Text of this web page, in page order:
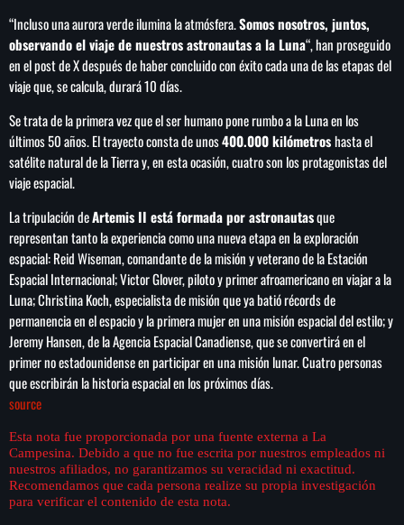
Senado allana el nombramiento de Todd
Blanche como fiscal general de EE.UU.
hasta 2032
“Incluso una aurora verde ilumina la atmósfera.Somos nosotros, juntos,
observando el viaje de nuestros astronautas a la Luna“, han proseguido
en el post de X después de haber concluido con éxito cada una de las etapas del
viaje que, se calcula, durará 10 días.
Se trata de la primera vez que el ser humano pone rumbo a la Luna en los
últimos 50 años. El trayecto consta de unos400.000 kilómetroshasta el
satélite natural de la Tierra y, en esta ocasión, cuatro son los protagonistas del
viaje espacial.
La tripulación deArtemis II está formada por astronautasque
representan tanto la experiencia como una nueva etapa en la exploración
espacial: Reid Wiseman, comandante de la misión y veterano de la Estación
Espacial Internacional; Victor Glover, piloto y primer afroamericano en viajar a la
Luna; Christina Koch, especialista de misión que ya batió récords de
permanencia en el espacio y la primera mujer en una misión espacial del estilo; y
Jeremy Hansen, de la Agencia Espacial Canadiense, que se convertirá en el
primer no estadounidense en participar en una misión lunar. Cuatro personas
que escribirán la historia espacial en los próximos días.
source
Esta nota fue proporcionada por una fuente externa a La
Campesina. Debido a que no fue escrita por nuestros empleados ni
nuestros afiliados, no garantizamos su veracidad ni exactitud.
Recomendamos que cada persona realize su propia investigación
para verificar el contenido de esta nota.